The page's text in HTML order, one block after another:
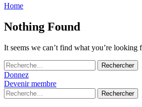
Home
Nothing Found
It seems we can’t find what you’re looking
Rechercher :
Donnez
Devenir membre
Rechercher :